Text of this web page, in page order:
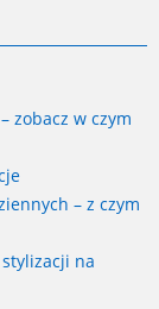
zobacz w czym
– z czym
na